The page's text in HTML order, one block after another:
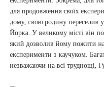
для продовження своїх
дому, свою родину переселив
Йорка. У великому місті він
який дозволив йому пожити
експерименти з каучуком.
незважаючи на всі труднощі,